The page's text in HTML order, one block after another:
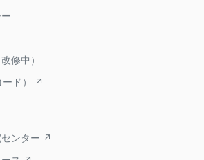
修中）
ード） ↗
ンター ↗